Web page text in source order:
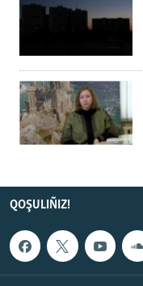
QOŞULIÑIZ!